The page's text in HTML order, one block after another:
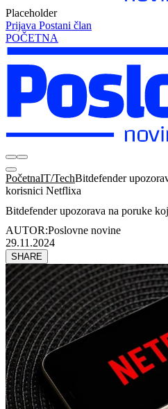
Placeholder
Prijava Postani član
POČETNA
PočetnaIT/Tech​Bitdefender
korisnici Netflixa
​Bitdefender upozorava na poruke
AUTOR:Poslovne novine
29.11.2024
SHARE